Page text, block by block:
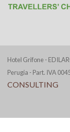
Hotel Grifone -
Perugia - Part. IVA
CONSULTING